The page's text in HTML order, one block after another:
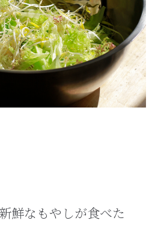
鮮なもやしが食べた